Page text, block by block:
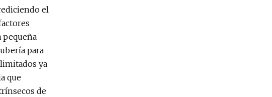
el
pequeña
para
ya
que
de